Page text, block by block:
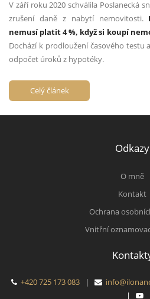
V září roku 2020 schválila Poslanecká
zrušení daně z nabytí nemovitosti.
nemusí platit 4 %, když si koupí
Dochází k prodloužení časového testu
odpočet úroků z hypotéky.
Celý článek
Odkazy
O mně
Kontakt
Ochrana
Vnitřní
+420 725 173 083|
|